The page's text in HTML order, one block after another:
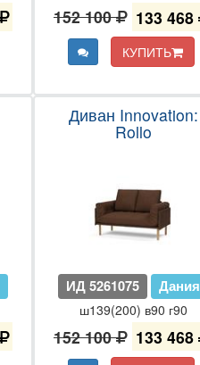
152 100 133 468
КУПИТЬ
Диван Innovation:
Rollo
ИД 5261075 Дания
ш139(200) в90 г90
152 100 133 468